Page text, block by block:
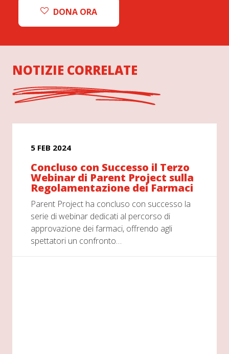
DONA ORA
NOTIZIE CORRELATE
5 FEB 2024
Concluso con Successo il Terzo
Webinar di Parent Project sulla
Regolamentazione dei Farmaci
Parent Project ha concluso con successo la
serie di webinar dedicati al percorso di
approvazione dei farmaci, offrendo agli
spettatori un confronto…